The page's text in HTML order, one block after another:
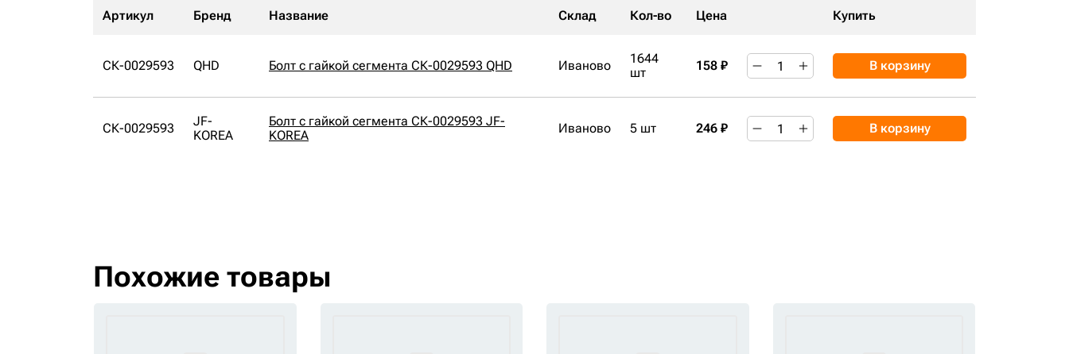
Артикул Бренд Название Склад Кол-во Цена Купить
СК-0029593 QHD Болт с гайкой сегмента СК-0029593 QHD Иваново
1644
шт
158 ₽ В корзину
СК-0029593
JF-
KOREA
Болт с гайкой сегмента СК-0029593 JF-
KOREA
Иваново 5 шт 246 ₽ В корзину
Похожие товары